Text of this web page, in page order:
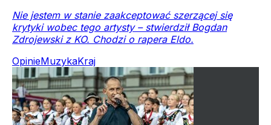
Nie jestem w stanie zaakceptować szerzącej się
krytyki wobec tego artysty – stwierdził Bogdan
Zdrojewski z KO. Chodzi o rapera Eldo.
OpinieMuzykaKraj